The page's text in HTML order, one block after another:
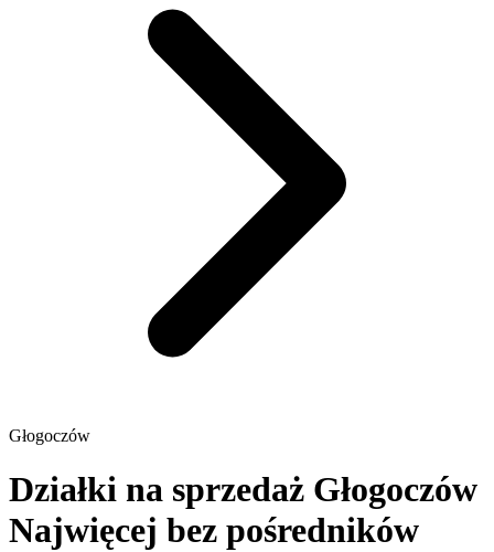
Głogoczów
Działki na sprzedaż Głogoczów
Najwięcej bez pośredników